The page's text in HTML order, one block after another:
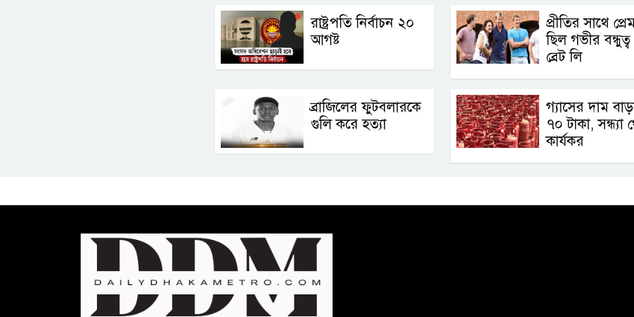
রাষ্ট্রপতি নির্বাচন ২০
আগষ্ট
প্রীতির সাথে
ছিল গভীর বন্ধুত্ব
ব্রেট লি
ব্রাজিলের ফুটবলারকে
গুলি করে হত্যা
গ্যাসের দাম
৭০ টাকা, সন্ধ্যা
কার্যকর